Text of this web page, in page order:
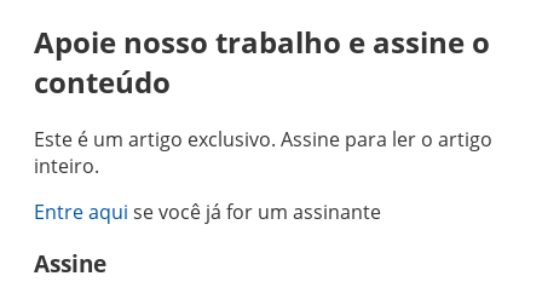
Apoie nosso trabalho e assine o
conteúdo
Este é um artigo exclusivo. Assine para ler o artigo
inteiro.
Entre aqui se você já for um assinante
Assine